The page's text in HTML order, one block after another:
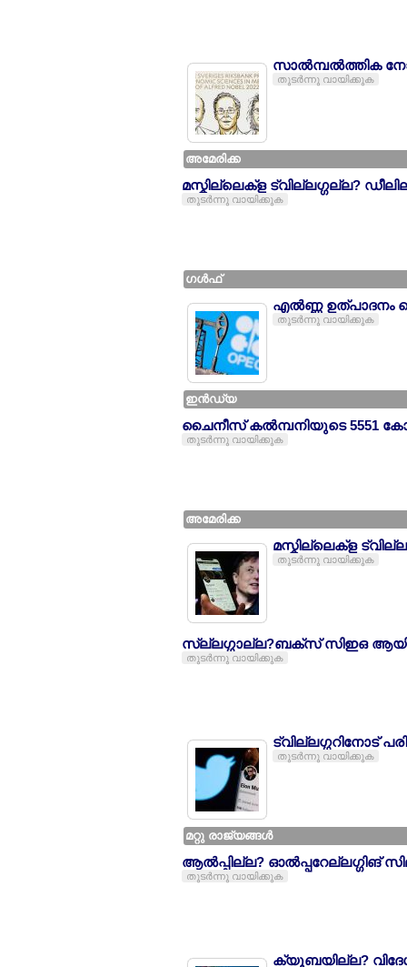
സാല്‍മ്പല്‍ത്തിക
തുടര്‍ന്നു വായിക്കുക
അമേരിക്ക
മസ്കില്ലെക്ള ട്വില്ലഗ്ഗല്ല?
തുടര്‍ന്നു വായിക്കുക
ഗള്‍ഫ്
എല്‍ണ്ണ ഉത്പാദനം
തുടര്‍ന്നു വായിക്കുക
ഇന്‍ഡ്യ
ചൈനീസ് കല്‍മ്പനിയുടെ 5551
തുടര്‍ന്നു വായിക്കുക
അമേരിക്ക
മസ്കില്ലെക്ള
തുടര്‍ന്നു വായിക്കുക
സ്ല്ലഗ്ഗാല്ല?ബക്സ് സിഇഒ
തുടര്‍ന്നു വായിക്കുക
ട്വില്ലഗ്ഗറിനോട്
തുടര്‍ന്നു വായിക്കുക
മറ്റു രാജ്യങ്ങള്‍
ആല്‍പ്പില്ല? ഓല്‍പ്പറേല്ലഗ്ഗിങ്
തുടര്‍ന്നു വായിക്കുക
ക്യൂബയില്ല?